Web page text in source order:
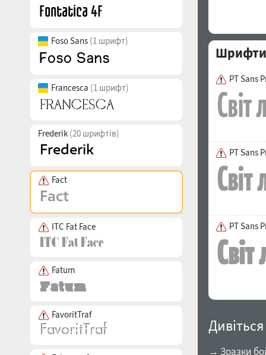
Foso Sans (1 шрифт)
Francesca (1 шрифт)
Frederik (20 шрифтів)
Fact
ITC Fat Face
Fatum
FavoritTraf
Шрифти
PT Sans
PT Sans
PT Sans
→ Зразки